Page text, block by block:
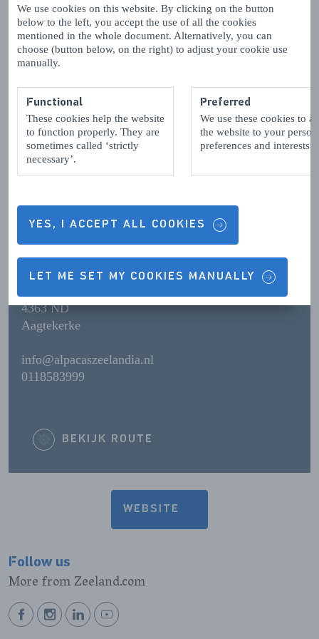
We use cookies on this website. By clicking on the button
below to the left, you accept the use of all the cookies
mentioned in the whole document. Alternatively, you can
choose (button below, on the right) to adjust your cookie use
manually.
Functional
These cookies help the website
to function properly. They are
sometimes called ‘strictly
necessary’.
Preferred
We use these cookies to
the website to your
preferences and interests.
YES, I ACCEPT ALL COOKIES
LET ME SET MY COOKIES MANUALLY
Neem deel aan onze alpaca strandwandelingen tussen
Westkapelle en Domburg, onze Alpaca boswandelingen
bij kasteel Westhove, onze High Tea met alpaca's of kom
picknicken met de alpaca's.
Activiteiten zijn uitsluitend op afspraak. Zo waarborgen
we de rust in onze kuddes. Tussendoor ontvangen wij dus
geen bezoek. Voorkom teleurstellingen of een rit voor
niets, en schrijf je in!
Neem deel aan onze activiteiten en steun de Alpaca
Rescue
Read more
Contact details & Opening hours
CONTACT DETAILS
Alpacas Zeelandia
4363 ND
Aagtekerke
info@alpacaszeelandia.nl
0118583999
BEKIJK ROUTE
WEBSITE
Follow us
More from Zeeland.com
BEKIJKBEKIJKBEKIJKBEKIJK